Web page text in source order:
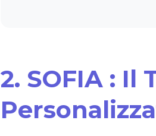
2. SOFIA : Il